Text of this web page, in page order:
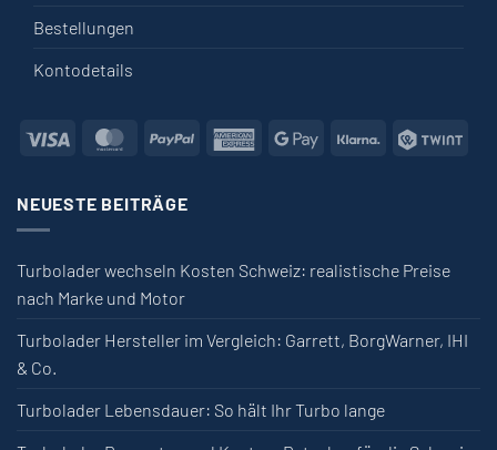
Bestellungen
Kontodetails
Visa MasterCardPayPal American Express
Google PayKlarna
NEUESTE BEITRÄGE
Turbolader wechseln Kosten Schweiz: realistische Preise
nach Marke und Motor
Turbolader Hersteller im Vergleich: Garrett, BorgWarner, IHI
& Co.
Turbolader Lebensdauer: So hält Ihr Turbo lange